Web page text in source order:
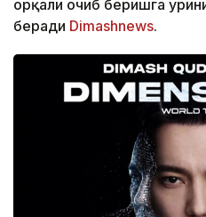
орқали очиб беришга
беради Dimashnews.